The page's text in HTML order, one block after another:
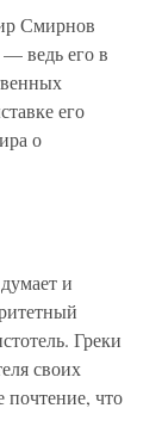
Смирнов
ведь его в
его
о
и
Греки
своих
почтение, что